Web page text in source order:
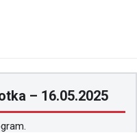
– 16.05.2025